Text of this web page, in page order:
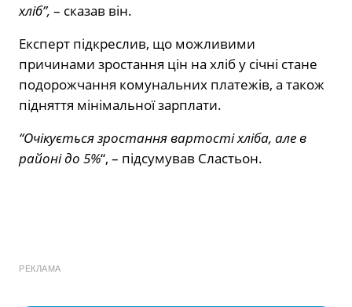
хліб”, – сказав він.
Експерт підкреслив, що можливими
причинами зростання цін на хліб у січні стане
подорожчання комунальних платежів, а також
підняття мінімальної зарплати.
“Очікується зростання вартості хліба, але в
районі до 5%“, – підсумував Сластьон.
РЕКЛАМА